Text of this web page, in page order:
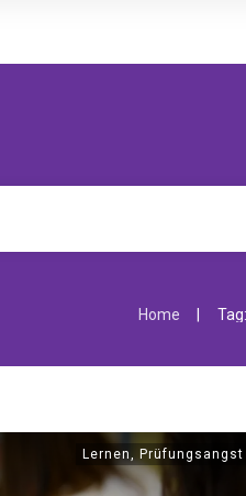
Home |
Lernen, Prüfungsangst